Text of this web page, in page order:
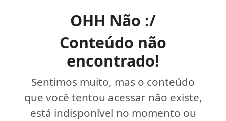
OHH Não :/
Conteúdo não
encontrado!
Sentimos muito, mas o conteúdo
que você tentou acessar não existe,
está indisponível no momento ou